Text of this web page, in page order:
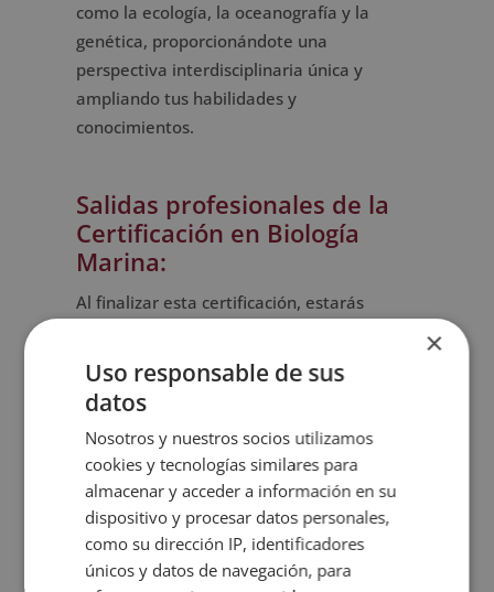
como la ecología, la oceanografía y la
genética, proporcionándote una
perspectiva interdisciplinaria única y
ampliando tus habilidades y
conocimientos.
Salidas profesionales de la
Certificación en Biología
Marina:
Al finalizar esta certificación, estarás
como:
Investigador en Biología Marina:
Realiza investigaciones sobre los
organismos marinos y sus hábitats,
contribuyendo al conocimiento científico
y a la conservación de la biodiversidad.
Consultor en Conservación Marina:
Asesora a gobiernos, organizaciones y
×
Uso responsable de sus
datos
Nosotros y nuestros socios utilizamos
cookies y tecnologías similares para
almacenar y acceder a información en su
dispositivo y procesar datos personales,
como su dirección IP, identificadores
únicos y datos de navegación, para